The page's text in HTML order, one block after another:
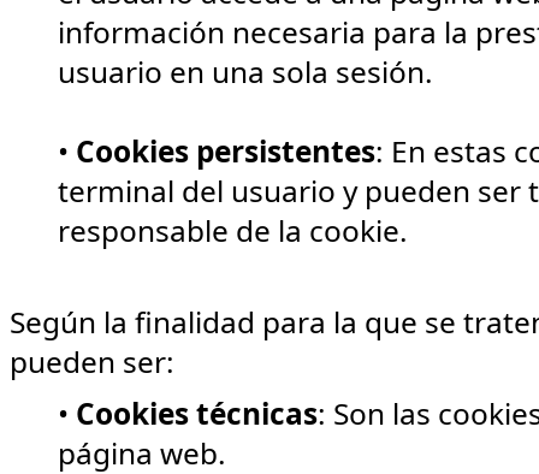
información necesaria para la
usuario en una sola sesión.
• Cookies persistentes: En estas
terminal del usuario y pueden
responsable de la cookie.
Según la finalidad para la que se
pueden ser:
• Cookies técnicas: Son las
página web.